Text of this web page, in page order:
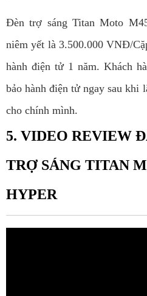
Đèn trợ sáng Titan Moto
niêm yết là 3.500.000 VNĐ/
hành điện tử 1 năm. Khách
bảo hành điện tử ngay sau khi
cho chính mình.
5. VIDEO REVIEW
TRỢ SÁNG TITAN
HYPER